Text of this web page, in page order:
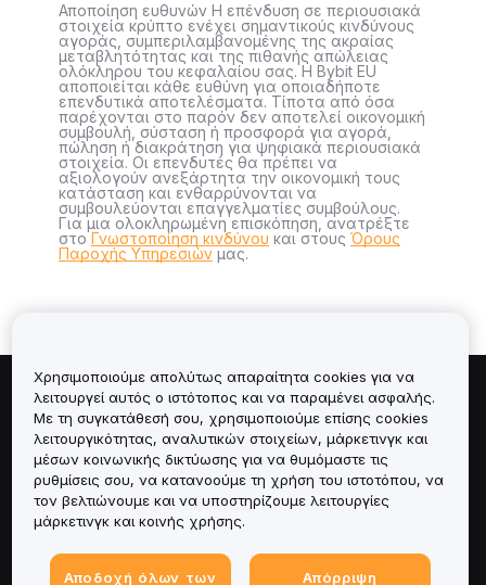
Αποποίηση ευθυνών Η επένδυση σε περιουσιακά
στοιχεία κρύπτο ενέχει σημαντικούς κινδύνους
αγοράς, συμπεριλαμβανομένης της ακραίας
μεταβλητότητας και της πιθανής απώλειας
ολόκληρου του κεφαλαίου σας. Η Bybit EU
αποποιείται κάθε ευθύνη για οποιαδήποτε
επενδυτικά αποτελέσματα. Τίποτα από όσα
παρέχονται στο παρόν δεν αποτελεί οικονομική
συμβουλή, σύσταση ή προσφορά για αγορά,
πώληση ή διακράτηση για ψηφιακά περιουσιακά
στοιχεία. Οι επενδυτές θα πρέπει να
αξιολογούν ανεξάρτητα την οικονομική τους
κατάσταση και ενθαρρύνονται να
συμβουλεύονται επαγγελματίες συμβούλους.
Για μια ολοκληρωμένη επισκόπηση, ανατρέξτε
στοΓνωστοποίηση κινδύνου και στους Όρους
Παροχής Υπηρεσιών μας.
Πληροφορίες για
Υπηρεσίες
Υποστήριξη
Προϊόντα
Χρησιμοποιούμε απολύτως απαραίτητα cookies για να
λειτουργεί αυτός ο ιστότοπος και να παραμένει ασφαλής.
Με τη συγκατάθεσή σου, χρησιμοποιούμε επίσης cookies
λειτουργικότητας, αναλυτικών στοιχείων, μάρκετινγκ και
μέσων κοινωνικής δικτύωσης για να θυμόμαστε τις
ρυθμίσεις σου, να κατανοούμε τη χρήση του ιστοτόπου, να
τον βελτιώνουμε και να υποστηρίζουμε λειτουργίες
μάρκετινγκ και κοινής χρήσης.
Αποδοχή όλων των Απόρριψη